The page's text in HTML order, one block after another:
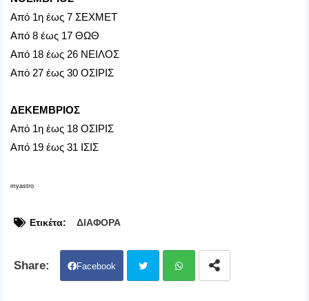
Από 1η έως 7 ΣΕΧΜΕΤ
Από 8 έως 17 ΘΩΘ
Από 18 έως 26 ΝΕΙΛΟΣ
Από 27 έως 30 ΟΣΙΡΙΣ
ΔΕΚΕΜΒΡΙΟΣ
Από 1η έως 18 ΟΣΙΡΙΣ
Από 19 έως 31 ΙΣΙΣ
myastro
Ετικέτα: ΔΙΑΦΟΡΑ
Facebook